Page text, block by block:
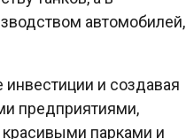
автомобилей,
и создавая
предприятиями,
парками и